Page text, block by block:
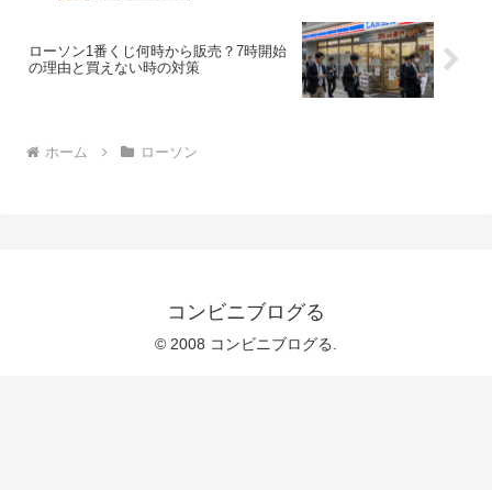
ローソン1番くじ何時から販売？7時開始
の理由と買えない時の対策
ホーム ローソン
コンビニブログる
© 2008 コンビニブログる.